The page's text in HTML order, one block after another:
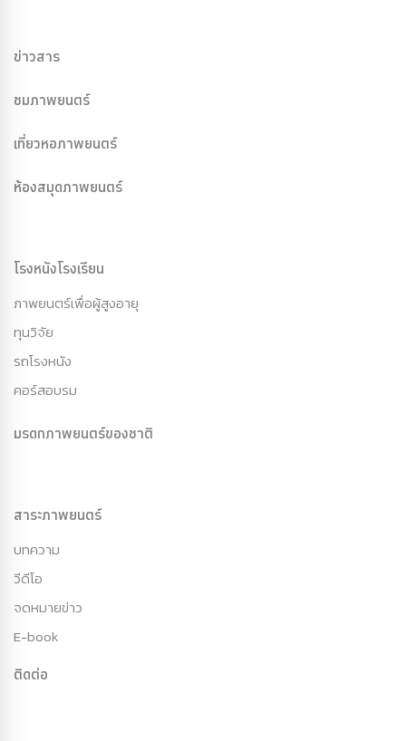
ข่าวสาร
ชมภาพยนตร์
เที่ยวหอภาพยนตร์
ห้องสมุดภาพยนตร์
โรงหนังโรงเรียน
ภาพยนตร์เพื่อผู้สูงอายุ
ทุนวิจัย
รถโรงหนัง
คอร์สอบรม
มรดกภาพยนตร์ของชาติ
สาระภาพยนตร์
บทความ
วีดีโอ
จดหมายข่าว
E-book
ติดต่อ